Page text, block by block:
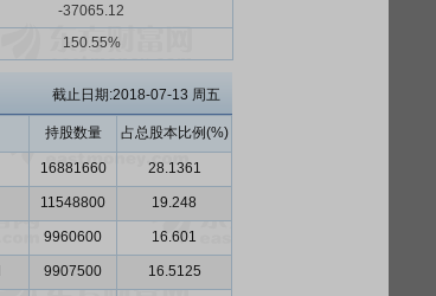
-37065.12
150.55%
截止日期:2018-07-13 周五
持股数量 占总股本比例(%)
16881660 28.1361
11548800 19.248
9960600 16.601
9907500 16.5125